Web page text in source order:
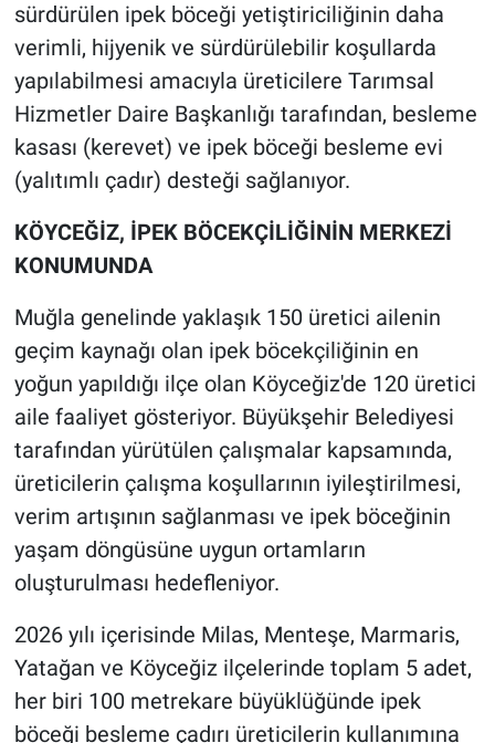
sürdürülen ipek böceği yetiştiriciliğinin daha
verimli, hijyenik ve sürdürülebilir koşullarda
yapılabilmesi amacıyla üreticilere Tarımsal
Hizmetler Daire Başkanlığı tarafından, besleme
kasası (kerevet) ve ipek böceği besleme evi
(yalıtımlı çadır) desteği sağlanıyor.
KÖYCEĞİZ, İPEK BÖCEKÇİLİĞİNİN MERKEZİ
KONUMUNDA
Muğla genelinde yaklaşık 150 üretici ailenin
geçim kaynağı olan ipek böcekçiliğinin en
yoğun yapıldığı ilçe olan Köyceğiz'de 120 üretici
aile faaliyet gösteriyor. Büyükşehir Belediyesi
tarafından yürütülen çalışmalar kapsamında,
üreticilerin çalışma koşullarının iyileştirilmesi,
verim artışının sağlanması ve ipek böceğinin
yaşam döngüsüne uygun ortamların
oluşturulması hedefleniyor.
2026 yılı içerisinde Milas, Menteşe, Marmaris,
Yatağan ve Köyceğiz ilçelerinde toplam 5 adet,
her biri 100 metrekare büyüklüğünde ipek
böceği besleme çadırı üreticilerin kullanımına